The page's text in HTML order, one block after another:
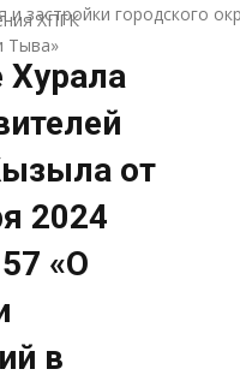
и застройки городского
Тыва»
ХПГК
от
2024
«О
в